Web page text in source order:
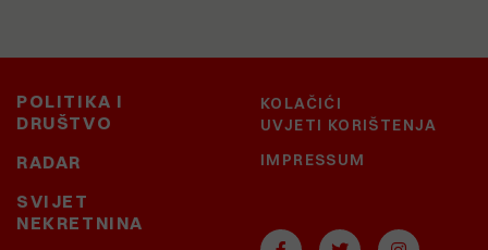
POLITIKA I
DRUŠTVO
RADAR
SVIJET
NEKRETNINA
KOLAČIĆI
UVJETI KORIŠTENJA
IMPRESSUM